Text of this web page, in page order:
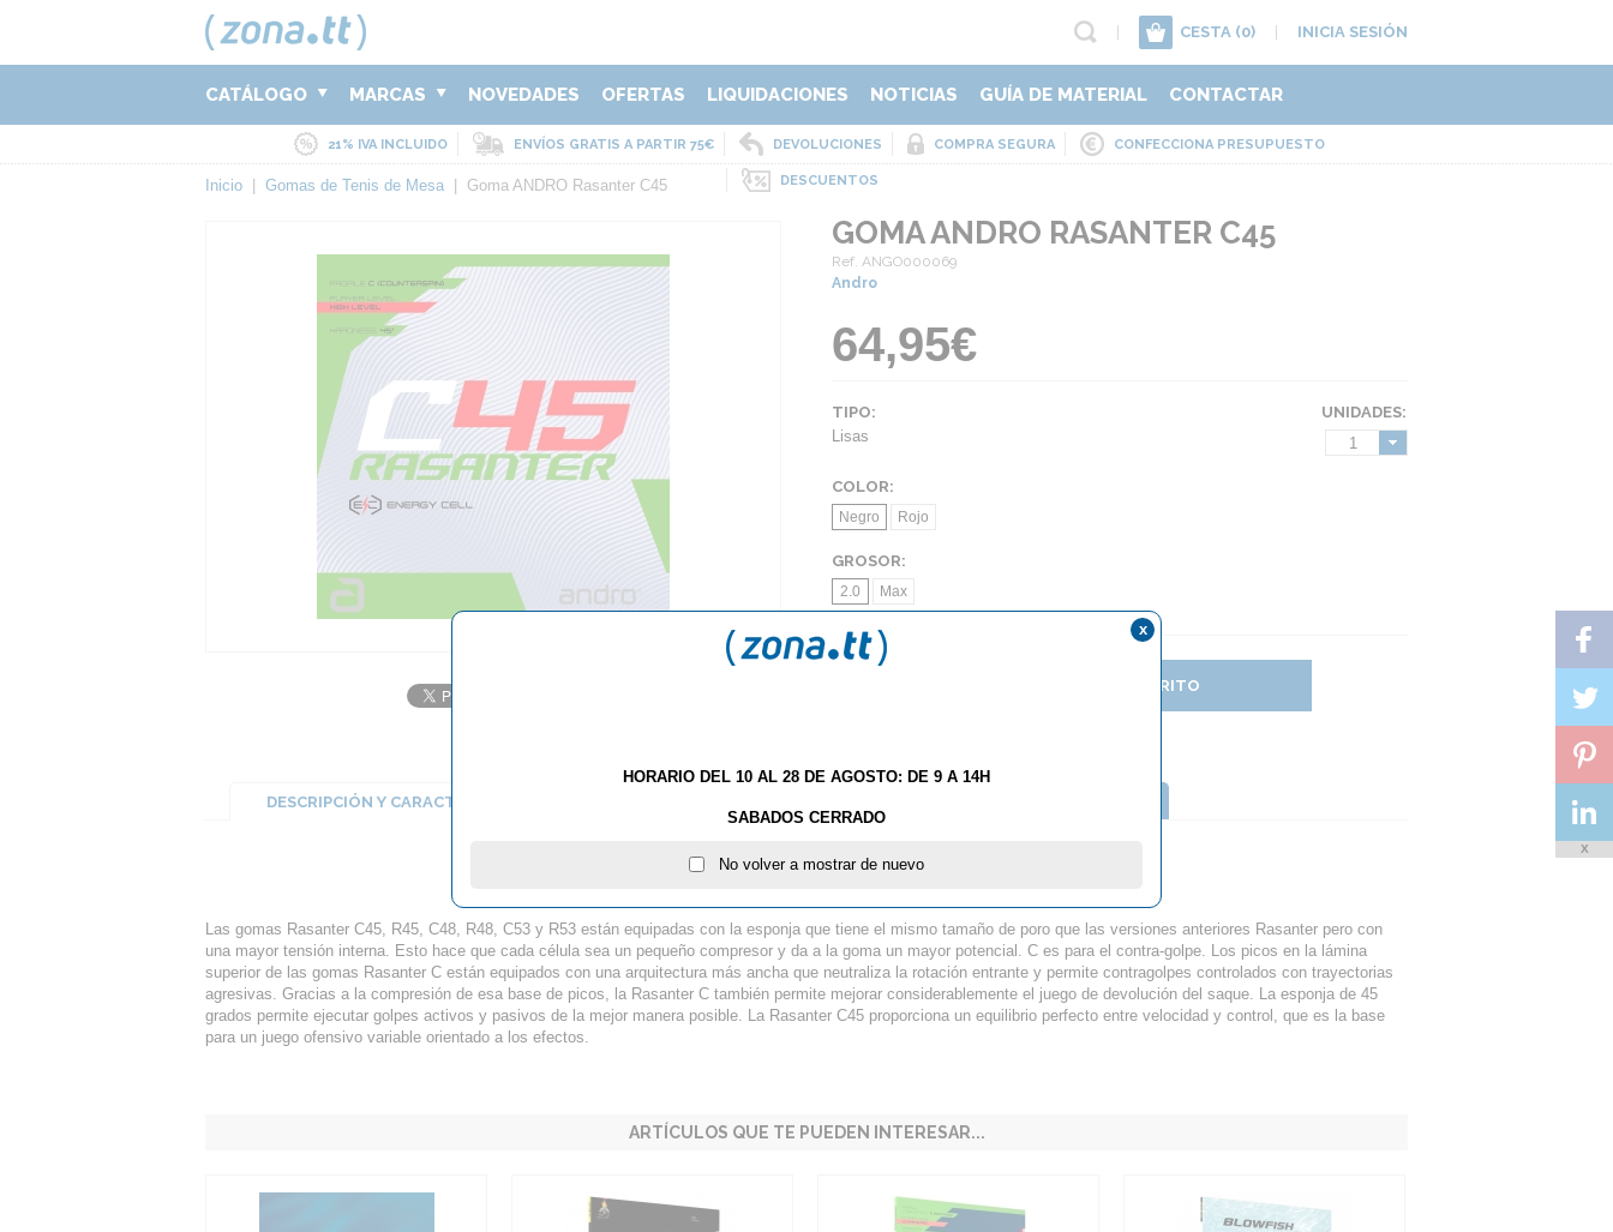
CESTA (0) INICIA SESIÓN
CATÁLOGO MARCAS NOVEDADES OFERTAS LIQUIDACIONES NOTICIAS GUÍA DE MATERIAL CONTACTAR
21% IVA INCLUIDO ENVÍOS GRATIS A PARTIR 75€ DEVOLUCIONES COMPRA SEGURA CONFECCIONA PRESUPUESTO
DESCUENTOS
Inicio Gomas de Tenis de Mesa Goma ANDRO Rasanter C45
GOMA ANDRO RASANTER C45
Ref. ANGO000069
Andro
64,95€
UNIDADES:
1
TIPO:
Lisas
COLOR:
Negro Rojo
GROSOR:
2.0 Max
AÑADIR AL CARRITO
DESCRIPCIÓN Y CARACTERÍSTICAS
Goma ANDRO Rasanter C45
Las gomas Rasanter C45, R45, C48, R48, C53 y R53 están equipadas con la esponja que tiene el mismo tamaño de poro que las versiones anteriores Rasanter pero con
una mayor tensión interna. Esto hace que cada célula sea un pequeño compresor y da a la goma un mayor potencial. C es para el contra-golpe. Los picos en la lámina
superior de las gomas Rasanter C están equipados con una arquitectura más ancha que neutraliza la rotación entrante y permite contragolpes controlados con trayectorias
agresivas. Gracias a la compresión de esa base de picos, la Rasanter C también permite mejorar considerablemente el juego de devolución del saque. La esponja de 45
grados permite ejecutar golpes activos y pasivos de la mejor manera posible. La Rasanter C45 proporciona un equilibrio perfecto entre velocidad y control, que es la base
para un juego ofensivo variable orientado a los efectos.
ARTÍCULOS QUE TE PUEDEN INTERESAR...
HORARIO DEL 10 AL 28 DE AGOSTO: DE 9 A 14H
SABADOS CERRADO
No volver a mostrar de nuevo
x
X